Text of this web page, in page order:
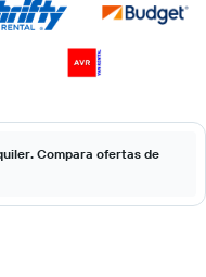
Compara ofertas de